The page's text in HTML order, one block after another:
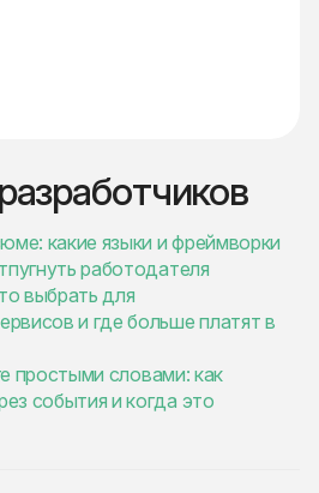
какие языки и фреймворки
работодателя
выбрать для
и где больше платят в
простыми словами: как
события и когда это